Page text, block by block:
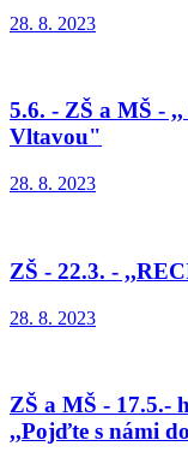
28. 8. 2023
5.6. - ZŠ a MŠ -
Vltavou"
28. 8. 2023
ZŠ - 22.3. -
28. 8. 2023
ZŠ a MŠ - 17.5.-
,,Pojďte s námi